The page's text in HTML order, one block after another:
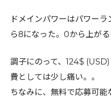
ドメインパワーはパワー
ら8になった。0から上がる
調子にのって、124$
費としては少し痛い。。
ちなみに、無料で応募可能